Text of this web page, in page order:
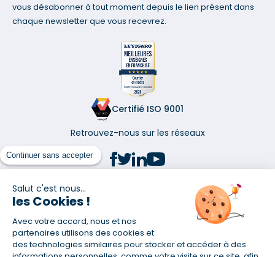
Continuer sans accepter
Salut c'est nous...
les Cookies !
Avec votre accord, nous et nos
partenaires utilisons des cookies et
des technologies similaires pour stocker et accéder à des
vous désabonner à tout moment depuis le lien présent dans
chaque newsletter que vous recevrez.
Certifié ISO 9001
Retrouvez-nous sur les réseaux
(1) Taux fixe national hors assurance et selon votre profil
(2) Économie de 65 % pour l'assurance d'un prêt amortissable de 330
457,23 € à 0,90 % sur 19,5 ans, accordé à un salarié non cadre assuré à
100 % (décès, PTIA, IPP, ITT, IPP) âgé de 36 ans fumeur et une personne
salariée non cadre assurée à 100 % (décès, PTIA, IPP, ITT, IPP) âgée de 35